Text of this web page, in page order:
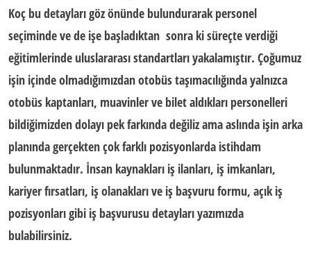
Koç bu detayları göz önünde bulundurarak personel
seçiminde ve de işe başladıktan sonra ki süreçte verdiği
eğitimlerinde uluslararası standartları yakalamıştır. Çoğumuz
işin içinde olmadığımızdan otobüs taşımacılığında yalnızca
otobüs kaptanları, muavinler ve bilet aldıkları personelleri
bildiğimizden dolayı pek farkında değiliz ama aslında işin arka
planında gerçekten çok farklı pozisyonlarda istihdam
bulunmaktadır. İnsan kaynakları iş ilanları, iş imkanları,
kariyer fırsatları, iş olanakları ve iş başvuru formu, açık iş
pozisyonları gibi iş başvurusu detayları yazımızda
bulabilirsiniz.